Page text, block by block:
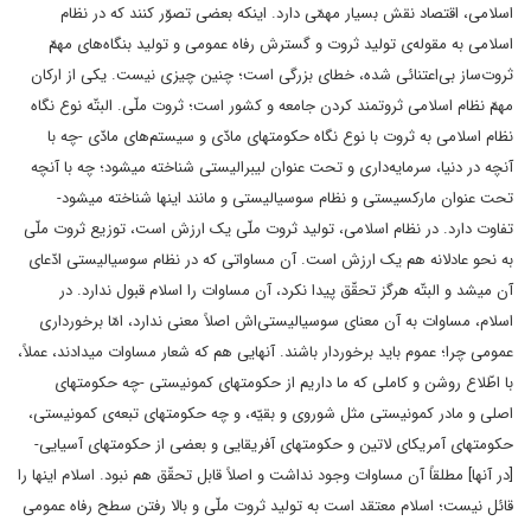
اسلامی، اقتصاد نقش بسیار مهمّی دارد. اینکه بعضی تصوّر کنند که در نظام
اسلامی به مقوله‌ی تولید ثروت و گسترش رفاه عمومی و تولید بنگاه‌های مهمّ
ثروت‌ساز بی‌اعتنائی شده، خطای بزرگی است؛ چنین چیزی نیست. یکی از ارکان
مهمّ نظام اسلامی ثروتمند کردن جامعه و کشور است؛ ثروت ملّی. البتّه نوع نگاه
نظام اسلامی به ثروت با نوع نگاه حکومتهای مادّی و سیستم‌های مادّی -چه با
آنچه در دنیا، سرمایه‌داری و تحت عنوان لیبرالیستی شناخته میشود؛ چه با آنچه
تحت عنوان مارکسیستی و نظام سوسیالیستی و مانند اینها شناخته میشود-
تفاوت دارد. در نظام اسلامی، تولید ثروت ملّی یک ارزش است، توزیع ثروت ملّی
به نحو عادلانه هم یک ارزش است. آن مساواتی که در نظام سوسیالیستی ادّعای
آن میشد و البتّه هرگز تحقّق پیدا نکرد، آن مساوات را اسلام قبول ندارد. در
اسلام، مساوات به آن معنای سوسیالیستی‌اش اصلاً معنی ندارد، امّا برخورداری
عمومی چرا؛ عموم باید برخوردار باشند. آنهایی هم که شعار مساوات میدادند، عملاً،
با اطّلاع روشن و کاملی که ما داریم از حکومتهای کمونیستی -چه حکومتهای
اصلی و مادر کمونیستی مثل شوروی و بقیّه، و چه حکومتهای تبعه‌ی کمونیستی،
حکومتهای آمریکای لاتین و حکومتهای آفریقایی و بعضی از حکومتهای آسیایی-
[در آنها] مطلقاً آن مساوات وجود نداشت و اصلاً قابل تحقّق هم نبود. اسلام اینها را
قائل نیست؛ اسلام معتقد است به تولید ثروت ملّی و بالا رفتن سطح رفاه عمومی